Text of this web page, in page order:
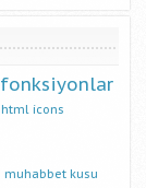
fonksiyonlar
html icons
muhabbet kusu